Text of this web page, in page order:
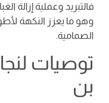
فالتبريد وعملية إزالة
وهو ما يعزز النكهة
الصمامية.
توصيات
بن